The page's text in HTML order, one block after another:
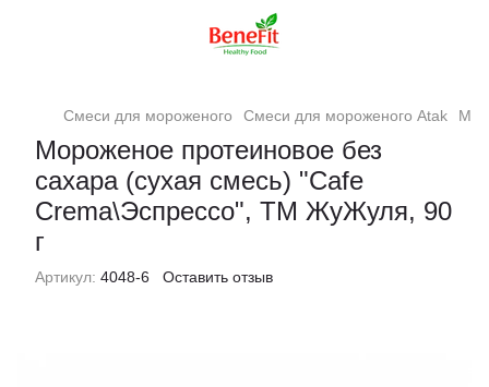
Смеси для мороженого Смеси для мороженого Atak
Мороженое протеиновое без
сахара (сухая смесь) "Cafe
Crema\Эспрессо", ТМ ЖуЖуля, 90
г
Артикул: 4048-6 Оставить отзыв